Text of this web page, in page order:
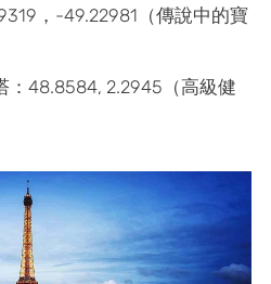
，-49.22981（傳說中的寶
：48.8584, 2.2945（高級健